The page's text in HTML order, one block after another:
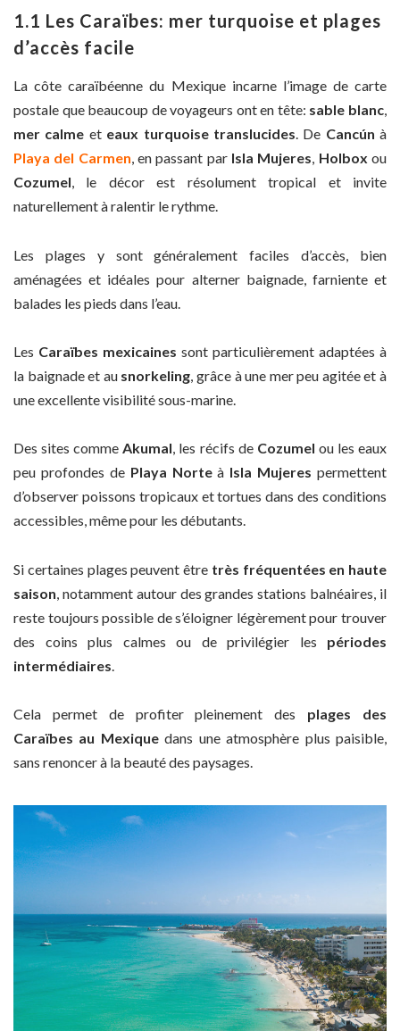
1.1 Les Caraïbes: mer turquoise et plages
d’accès facile
La côte caraïbéenne du Mexique incarne l’image de carte
postale que beaucoup de voyageurs ont en tête: sable blanc,
mer calme et eaux turquoise translucides. De Cancún à
Playa del Carmen, en passant par Isla Mujeres, Holbox ou
Cozumel, le décor est résolument tropical et invite
naturellement à ralentir le rythme.
Les plages y sont généralement faciles d’accès, bien
aménagées et idéales pour alterner baignade, farniente et
balades les pieds dans l’eau.
Les Caraïbes mexicaines sont particulièrement adaptées à
la baignade et au snorkeling, grâce à une mer peu agitée et à
une excellente visibilité sous-marine.
Des sites commeAkumal, les récifs de Cozumel ou les eaux
peu profondes de Playa Norteà Isla Mujeres permettent
d’observer poissons tropicaux et tortues dans des conditions
accessibles, même pour les débutants.
Si certaines plages peuvent être très fréquentées en haute
saison, notamment autour des grandes stations balnéaires, il
reste toujours possible de s’éloigner légèrement pour trouver
des coins plus calmes ou de privilégier les périodes
intermédiaires.
Cela permet de profiter pleinement des plages des
Caraïbes au Mexiquedans une atmosphère plus paisible,
sans renoncer à la beauté des paysages.